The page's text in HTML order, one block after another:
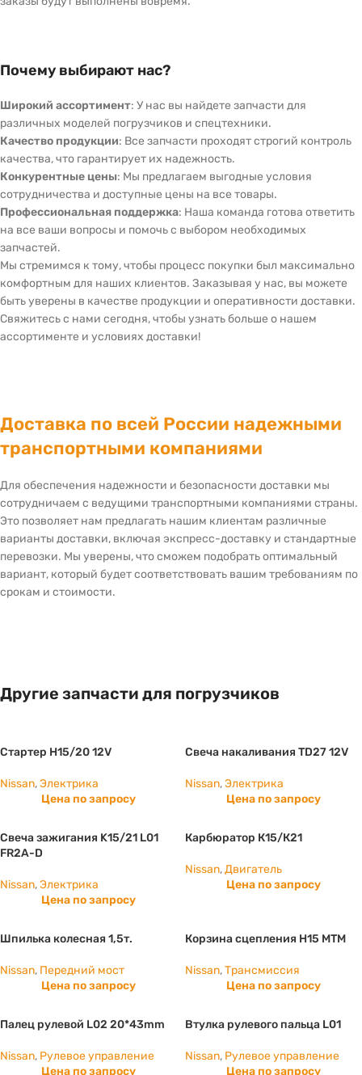
Почему выбирают нас?
Широкий ассортимент: У нас вы найдете запчасти для
различных моделей погрузчиков и спецтехники.
Качество продукции: Все запчасти проходят строгий контроль
качества, что гарантирует их надежность.
Конкурентные цены: Мы предлагаем выгодные условия
сотрудничества и доступные цены на все товары.
Профессиональная поддержка: Наша команда готова ответить
на все ваши вопросы и помочь с выбором необходимых
запчастей.
Мы стремимся к тому, чтобы процесс покупки был максимально
комфортным для наших клиентов. Заказывая у нас, вы можете
быть уверены в качестве продукции и оперативности доставки.
Свяжитесь с нами сегодня, чтобы узнать больше о нашем
ассортименте и условиях доставки!
Доставка по всей России надежными
транспортными компаниями
Для обеспечения надежности и безопасности доставки мы
сотрудничаем с ведущими транспортными компаниями страны.
Это позволяет нам предлагать нашим клиентам различные
варианты доставки, включая экспресс-доставку и стандартные
перевозки. Мы уверены, что сможем подобрать оптимальный
вариант, который будет соответствовать вашим требованиям по
срокам и стоимости.
Другие запчасти для погрузчиков
Стартер Н15/20 12V
Nissan,Электрика
Цена по запросу
Свеча накаливания TD27 12V
Nissan,Электрика
Цена по запросу
Свеча зажигания K15/21 L01
FR2A-D
Nissan,Электрика
Цена по запросу
Карбюратор К15/К21
Nissan,Двигатель
Цена по запросу
Шпилька колесная 1,5т.
Nissan, Передний мост
Цена по запросу
Корзина сцепления H15 МТМ
Nissan,Трансмиссия
Цена по запросу
Палец рулевой L02 20*43mm
Nissan, Рулевое управление
Цена по запросу
Втулка рулевого пальца L01
Nissan, Рулевое управление
Цена по запросу